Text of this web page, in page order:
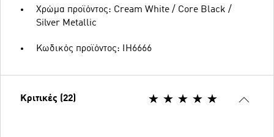
Χρώμα προϊόντος: Cream White / Core Black /
Silver Metallic
Κωδικός προϊόντος: IH6666
Κριτικές (22)